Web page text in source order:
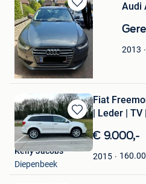
Bewaren
in
Mijn
Favorieten
Audi
2013
chelsea
Oostkamp
Bewaren
in
Mijn
Favorieten
Fiat
| Leder | TV
€ 9.000,-
2015
Kelly Jacobs
Diepenbeek